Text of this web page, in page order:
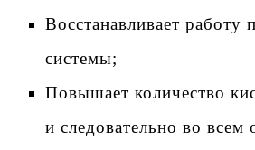
Восстанавливает работу
системы;
Повышает количество
и следовательно во всем